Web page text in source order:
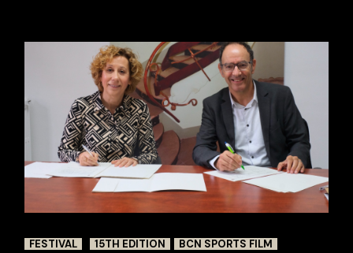
FESTIVAL 15TH EDITION BCN SPORTS FILM